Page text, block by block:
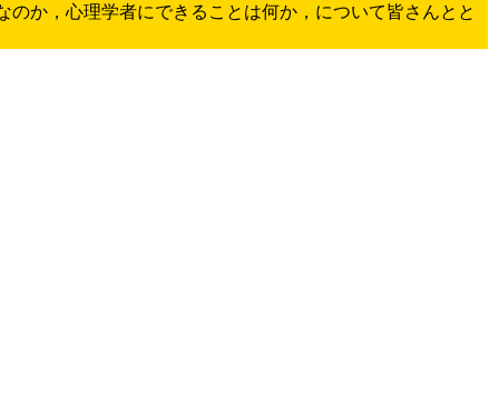
か，心理学者にできることは何か，について皆さんとと